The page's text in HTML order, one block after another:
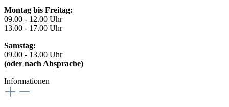
Montag bis Freitag:
09.00 - 12.00 Uhr
13.00 - 17.00 Uhr
Samstag:
09.00 - 13.00 Uhr
(oder nach Absprache)
Informationen